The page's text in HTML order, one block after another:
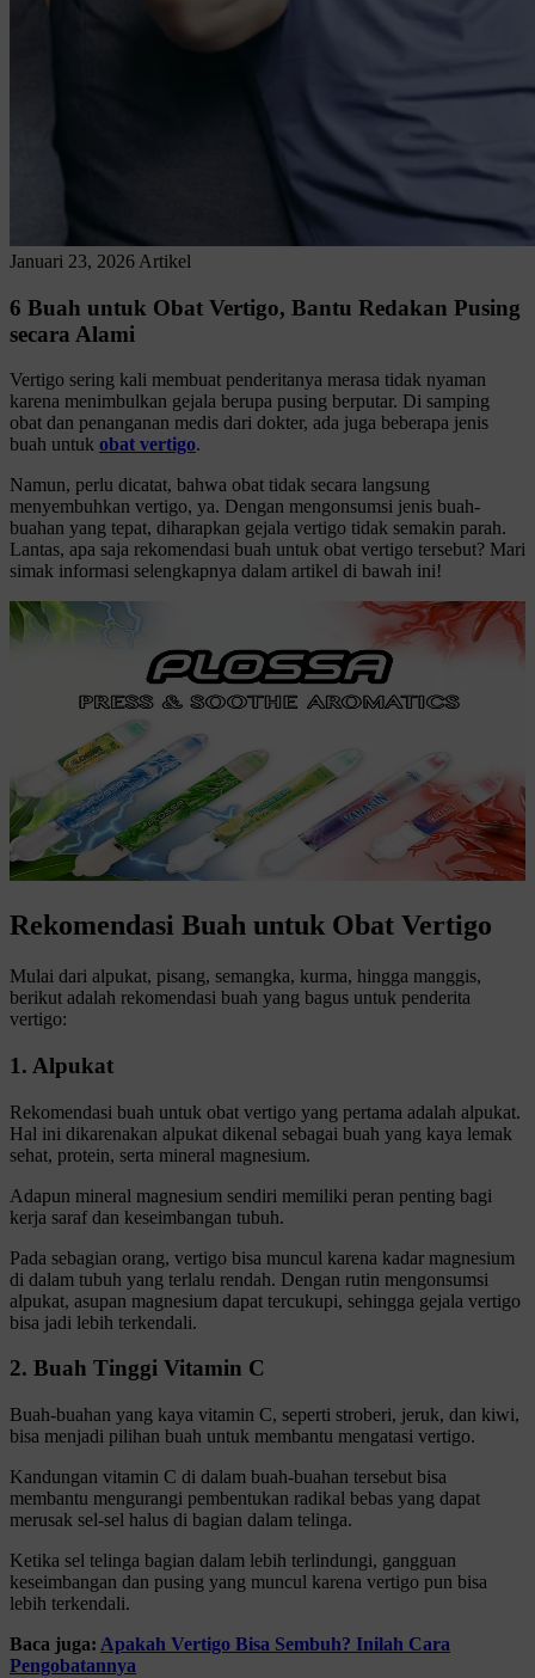
Januari 23, 2026 Artikel
6 Buah untuk Obat Vertigo, Bantu Redakan Pusing
secara Alami
Vertigo sering kali membuat penderitanya merasa tidak nyaman
karena menimbulkan gejala berupa pusing berputar. Di samping
obat dan penanganan medis dari dokter, ada juga beberapa jenis
buah untuk obat vertigo.
Namun, perlu dicatat, bahwa obat tidak secara langsung
menyembuhkan vertigo, ya. Dengan mengonsumsi jenis buah-
buahan yang tepat, diharapkan gejala vertigo tidak semakin parah.
Lantas, apa saja rekomendasi buah untuk obat vertigo tersebut? Mari
simak informasi selengkapnya dalam artikel di bawah ini!
Rekomendasi Buah untuk Obat Vertigo
Mulai dari alpukat, pisang, semangka, kurma, hingga manggis,
berikut adalah rekomendasi buah yang bagus untuk penderita
vertigo:
1. Alpukat
Rekomendasi buah untuk obat vertigo yang pertama adalah alpukat.
Hal ini dikarenakan alpukat dikenal sebagai buah yang kaya lemak
sehat, protein, serta mineral magnesium.
Adapun mineral magnesium sendiri memiliki peran penting bagi
kerja saraf dan keseimbangan tubuh.
Pada sebagian orang, vertigo bisa muncul karena kadar magnesium
di dalam tubuh yang terlalu rendah. Dengan rutin mengonsumsi
alpukat, asupan magnesium dapat tercukupi, sehingga gejala vertigo
bisa jadi lebih terkendali.
2. Buah Tinggi Vitamin C
Buah-buahan yang kaya vitamin C, seperti stroberi, jeruk, dan kiwi,
bisa menjadi pilihan buah untuk membantu mengatasi vertigo.
Kandungan vitamin C di dalam buah-buahan tersebut bisa
membantu mengurangi pembentukan radikal bebas yang dapat
merusak sel-sel halus di bagian dalam telinga.
Ketika sel telinga bagian dalam lebih terlindungi, gangguan
keseimbangan dan pusing yang muncul karena vertigo pun bisa
lebih terkendali.
Baca juga: Apakah Vertigo Bisa Sembuh? Inilah Cara
Pengobatannya